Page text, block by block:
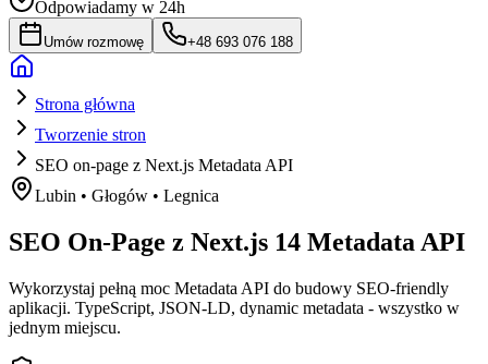
Odpowiadamy w 24h
Umów rozmowę +48 693 076 188
Strona główna
Tworzenie stron
SEO on-page z Next.js Metadata API
Lubin • Głogów • Legnica
SEO On-Page z Next.js 14 Metadata API
Wykorzystaj pełną moc Metadata API do budowy SEO-friendly
aplikacji. TypeScript, JSON-LD, dynamic metadata - wszystko w
jednym miejscu.